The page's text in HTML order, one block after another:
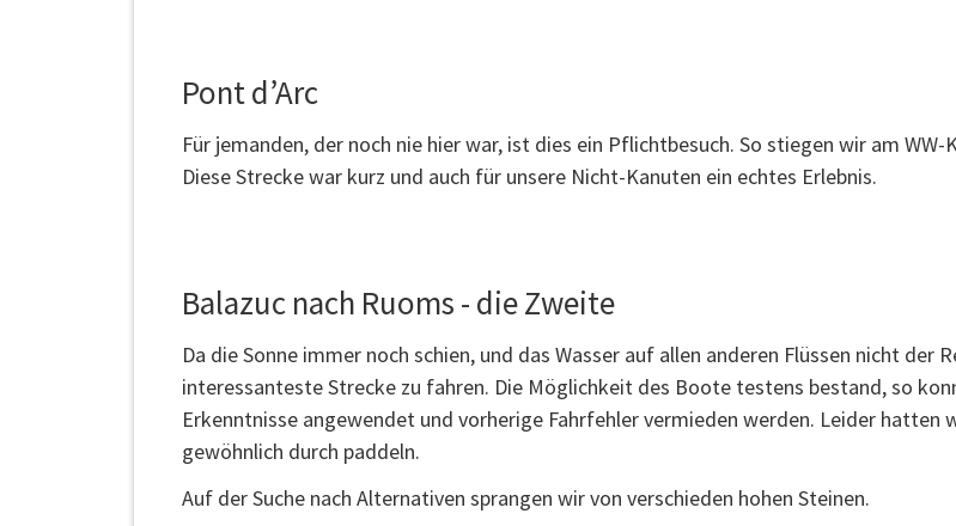
Pont d’Arc
Für jemanden, der noch nie hier war, ist dies ein Pflichtbesuch. So stiegen wir am WW-
Diese Strecke war kurz und auch für unsere Nicht-Kanuten ein echtes Erlebnis.
Balazuc nach Ruoms - die Zweite
Da die Sonne immer noch schien, und das Wasser auf allen anderen Flüssen nicht der
interessanteste Strecke zu fahren. Die Möglichkeit des Boote testens bestand, so
Erkenntnisse angewendet und vorherige Fahrfehler vermieden werden. Leider hatten
gewöhnlich durch paddeln.
Auf der Suche nach Alternativen sprangen wir von verschieden hohen Steinen.